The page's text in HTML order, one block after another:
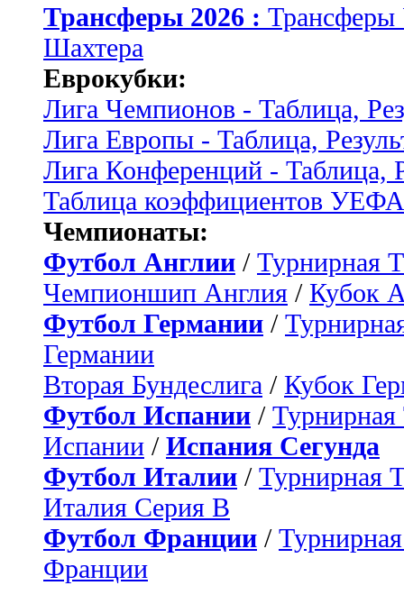
Трансферы 2026 :
Шахтера
Еврокубки:
Лига Чемпионов - Таблица,
Лига Европы - Таблица,
Лига Конференций - Таблица,
Таблица коэффициентов УЕФА
Чемпионаты:
Футбол Англии / Турнирная
Чемпионшип Англия / Кубок
Футбол Германии /
Германии
Вторая Бундеслига / Кубок
Футбол Испании / Турнирная
Испании / Испания Сегунда
Футбол Италии / Турнирная
Италия Серия B
Футбол Франции /
Франции